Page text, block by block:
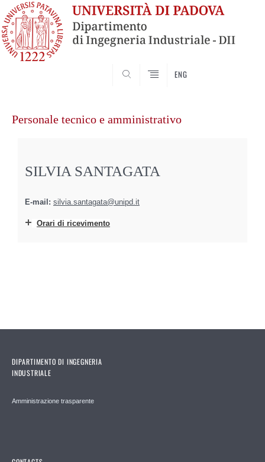
ENG
contenuto
Personale tecnico e amministrativo
SILVIA SANTAGATA
E-mail: silvia.santagata@unipd.it
Orari di ricevimento
DIPARTIMENTO DI INGEGNERIA
INDUSTRIALE
Amministrazione trasparente